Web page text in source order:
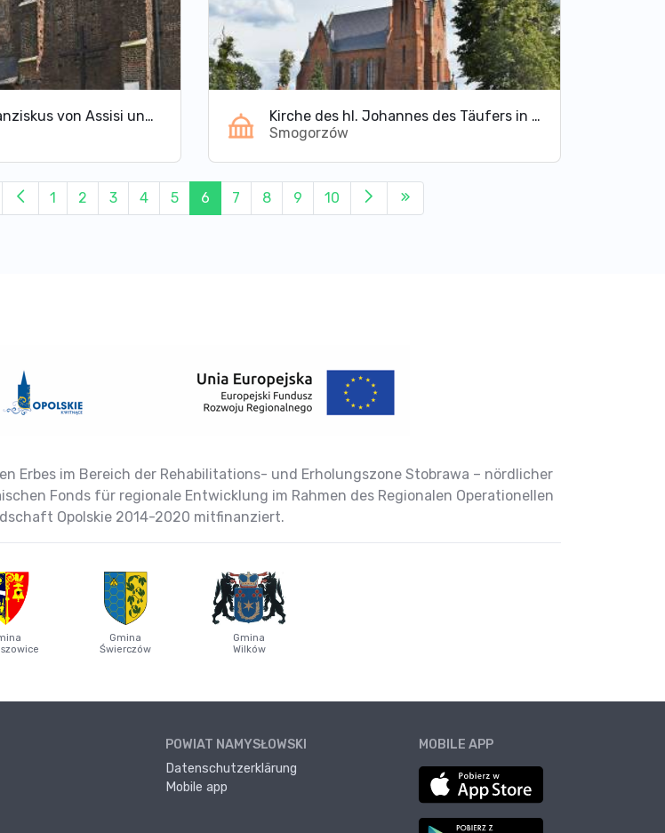
Kirche des hl. Franziskus von Assisi und des hl. Petrus von Alcantara
Kirche des hl. Johannes des Täufers in Smogorzów
Smogorzów
1 2 3 4 5 6 7 8 9 10
Erbes im Bereich der Rehabilitations- und Erholungszone Stobrawa – nördlicher
Fonds für regionale Entwicklung im Rahmen des Regionalen Operationellen
Opolskie 2014-2020 mitfinanziert.
Gmina
Świerczów
Gmina
Wilków
POWIAT NAMYSŁOWSKI
Datenschutzerklärung
Mobile app
MOBILE APP